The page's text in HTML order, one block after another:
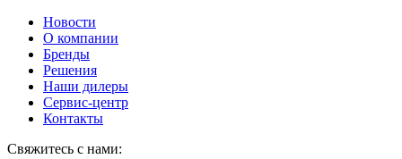
Новости
О компании
Бренды
Решения
Наши дилеры
Сервис-центр
Контакты
Свяжитесь с нами: